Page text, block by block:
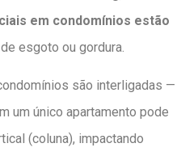
em condomínios estão
de esgoto ou gordura.
são interligadas —
um único apartamento pode
(coluna), impactando